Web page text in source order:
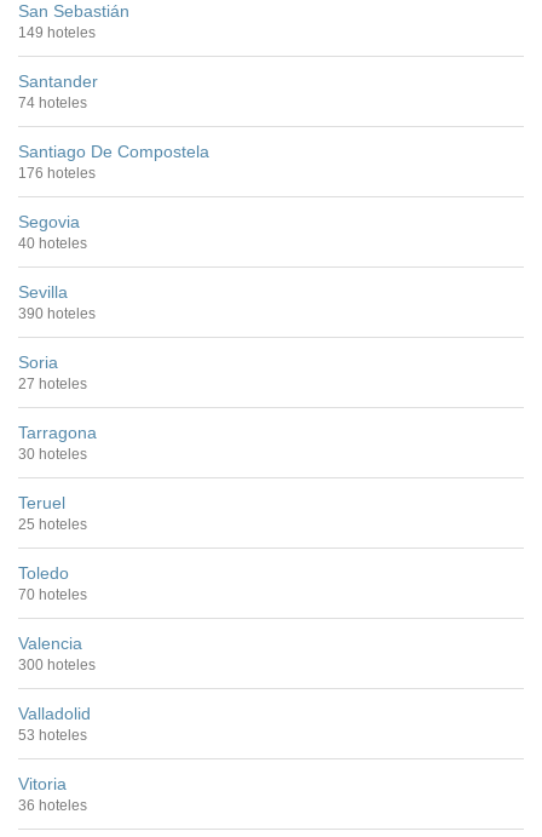
San Sebastián
149 hoteles
Santander
74 hoteles
Santiago De Compostela
176 hoteles
Segovia
40 hoteles
Sevilla
390 hoteles
Soria
27 hoteles
Tarragona
30 hoteles
Teruel
25 hoteles
Toledo
70 hoteles
Valencia
300 hoteles
Valladolid
53 hoteles
Vitoria
36 hoteles